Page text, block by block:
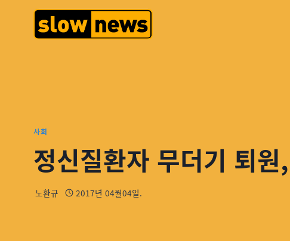
사회
정신질환자 무더기 퇴
노환규 2017년 04월04일.